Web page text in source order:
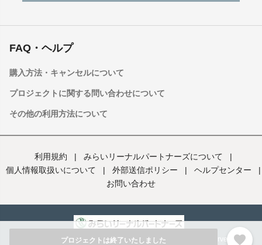
プロジェクトは終了いたしました favorite
FAQ・ヘルプ
購入方法・キャンセルについて
プロジェクトに関する問い合わせについて
その他の利用方法について
利用規約 | みらいリーナルパートナーズについて
|
個人情報取扱いについて
| 外部送信ポリシー | ヘルプセンター
|
お問い合わせ
Copyright (C) Mirai Reenal Partners Co., Ltd. All rights reserved